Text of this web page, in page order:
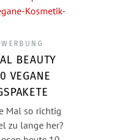
WERBUNG
BEAUTY
VEGANE
Mal so richtig
zu lange her?